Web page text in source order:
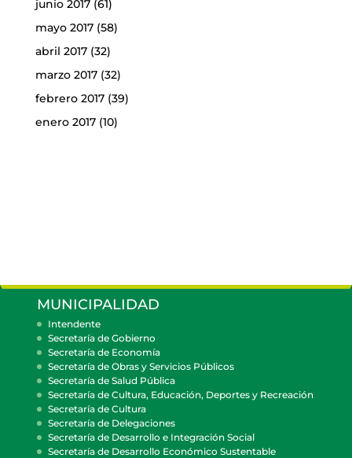
junio 2017(61)
mayo 2017(58)
abril 2017(32)
marzo 2017(32)
febrero 2017(39)
enero 2017(10)
MUNICIPALIDAD
Intendente
Secretaría de Gobierno
Secretaría de Economía
Secretaría de Obras y Servicios Públicos
Secretaría de Salud Pública
Secretaría de Cultura, Educación, Deportes y Recreación
Secretaría de Cultura
Secretaría de Delegaciones
Secretaría de Desarrollo e Integración Social
Secretaría de Desarrollo Económico Sustentable